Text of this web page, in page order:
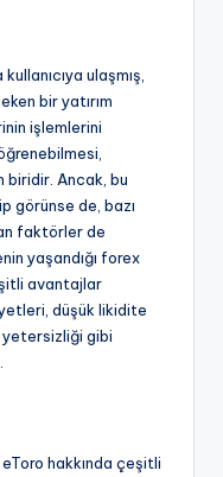
ulaşmış,
bir yatırım
işlemlerini
biridir. Ancak, bu
görünse de, bazı
faktörler de
yaşandığı forex
avantajlar
düşük likidite
gibi
eToro hakkında çeşitli